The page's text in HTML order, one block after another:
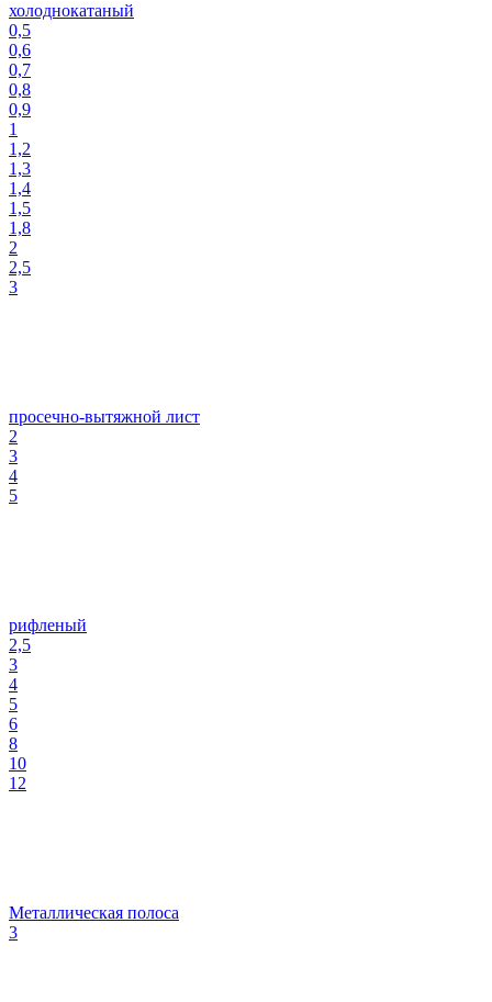
холоднокатаный
0,5
0,6
0,7
0,8
0,9
1
1,2
1,3
1,4
1,5
1,8
2
2,5
3
просечно-вытяжной лист
2
3
4
5
рифленый
2,5
3
4
5
6
8
10
12
Металлическая полоса
3